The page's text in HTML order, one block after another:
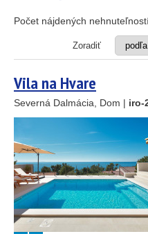
1
26
45
Dom
Dom s apartmánmi
Investičný projekt
Stavebný pozemok
OD MORA DO(m)
OBLASŤ(môžete vybrať
Istria (3)
Kvarner
Počet nájdených
Zoradiť
Vila na Hvare
Severná Dalmácia, Dom | iro-